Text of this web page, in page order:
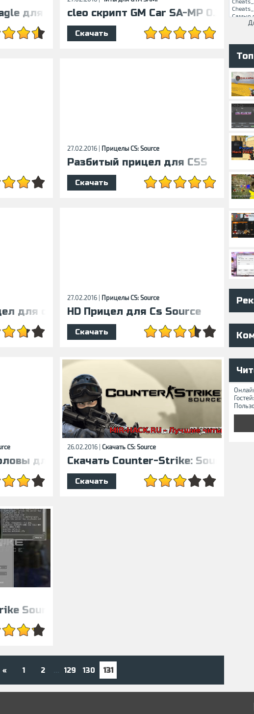
для samp 0.3.7cleo скрипт GM Car SA-MP 0.3.7
Скачать
27.02.2016 | Прицелы CS: Source
Разбитый прицел для CSS
Скачать
для снайперки
27.02.2016 | Прицелы CS: Source
HD Прицел для Cs Source
Скачать
для CSS V34
26.02.2016 | Скачать CS: Source
Скачать Counter-Strike: Source v87
Скачать
Source v34 торрент
« 1 2 ... 129 130 131
Гостей: